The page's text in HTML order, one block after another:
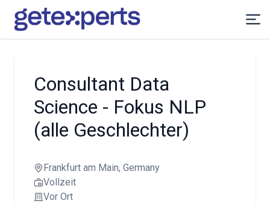
Consultant Data
Science - Fokus NLP
(alle Geschlechter)
Frankfurt am Main, Germany
Vollzeit
Vor Ort